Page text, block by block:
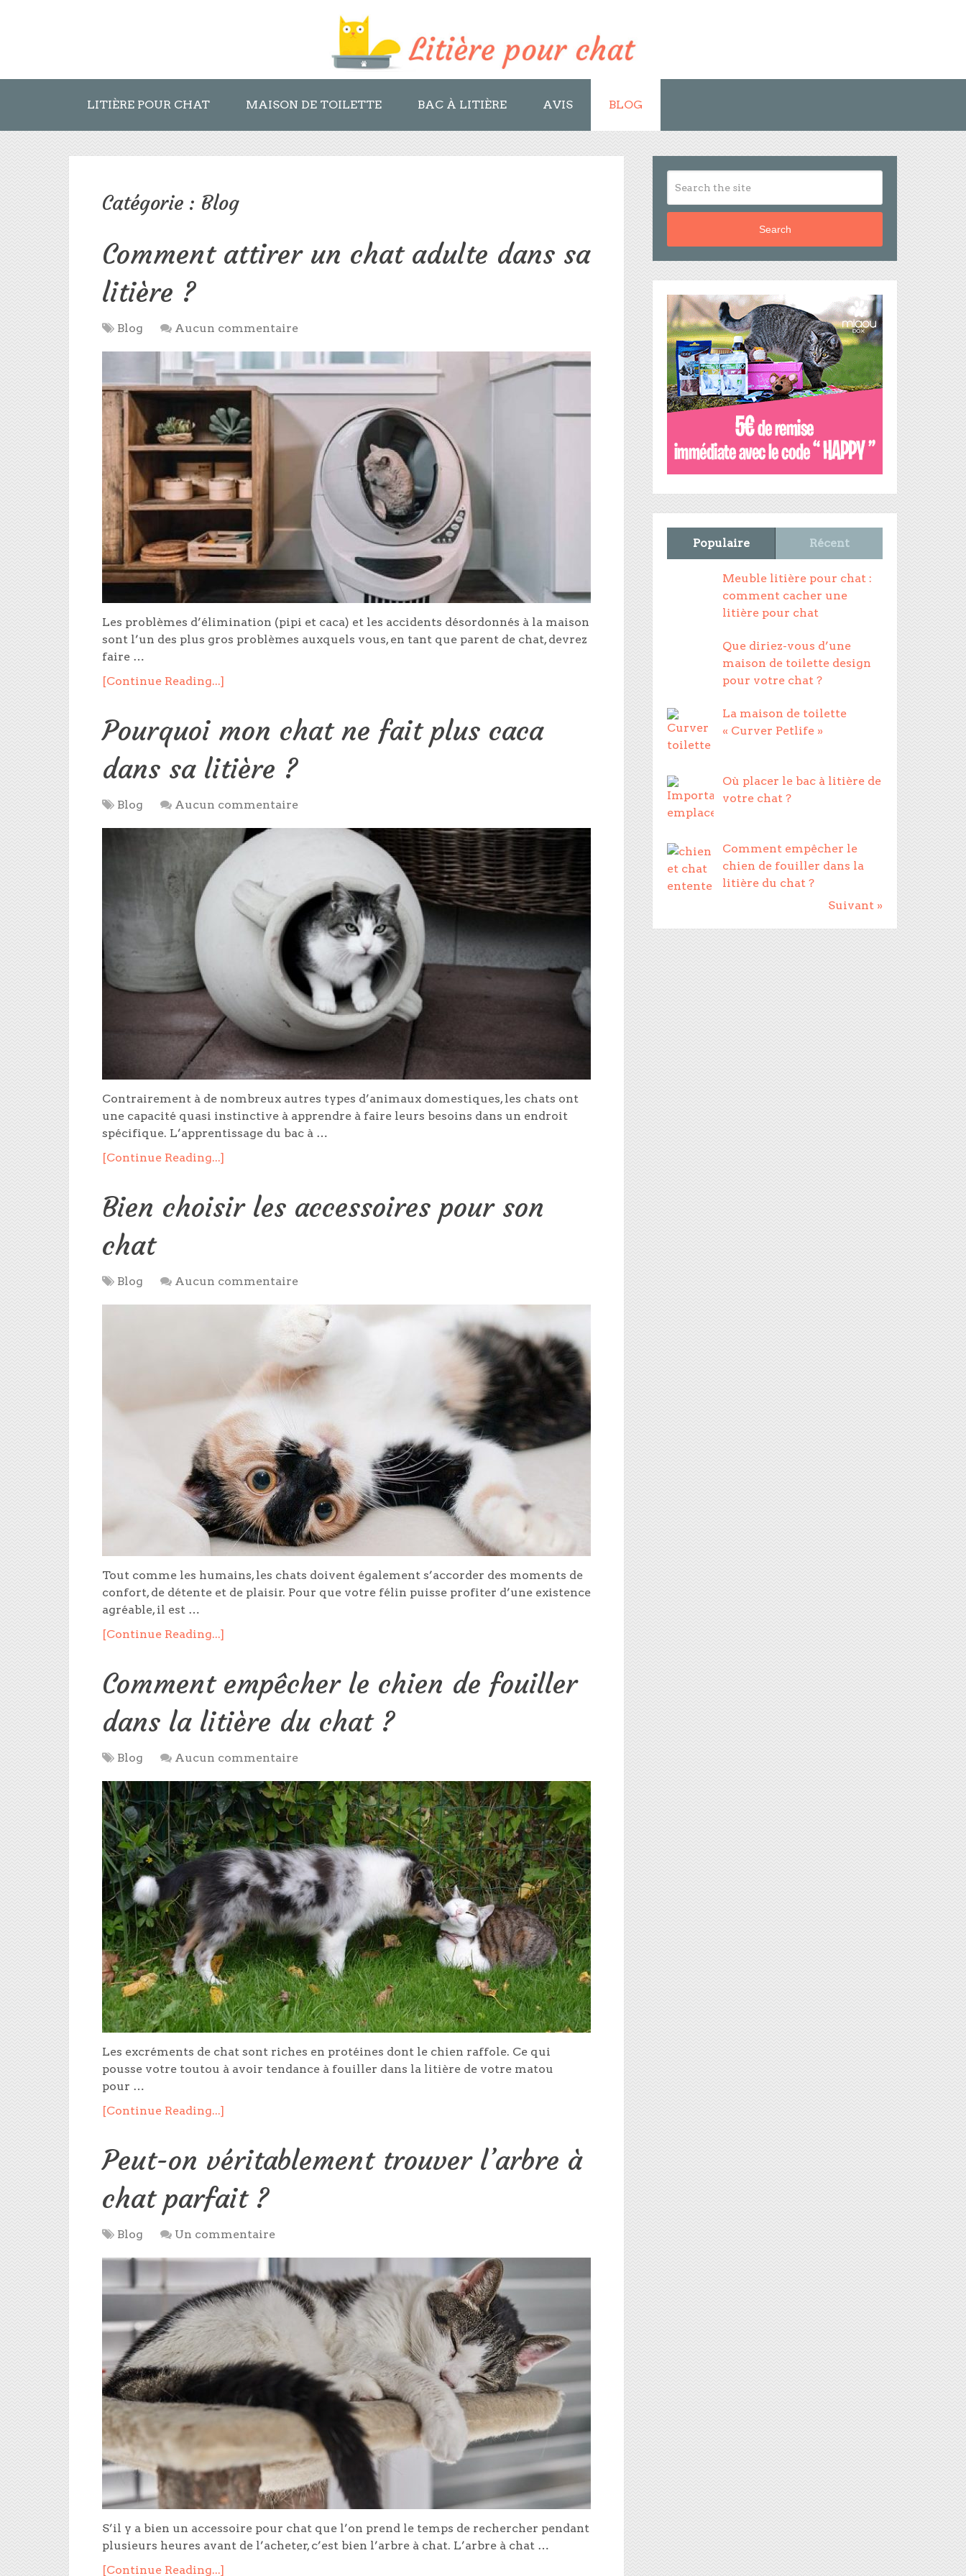
LITIÈRE POUR CHAT MAISON DE TOILETTE BAC À LITIÈRE AVIS BLOG
Catégorie : Blog
Comment attirer un chat adulte dans sa
litière ?
Blog Aucun commentaire
Les problèmes d’élimination (pipi et caca) et les accidents désordonnés à la maison
sont l’un des plus gros problèmes auxquels vous, en tant que parent de chat, devrez
faire …
[Continue Reading...]
Pourquoi mon chat ne fait plus caca
dans sa litière ?
Blog Aucun commentaire
Contrairement à de nombreux autres types d’animaux domestiques, les chats ont
une capacité quasi instinctive à apprendre à faire leurs besoins dans un endroit
spécifique. L’apprentissage du bac à …
[Continue Reading...]
Bien choisir les accessoires pour son
chat
Blog Aucun commentaire
Tout comme les humains, les chats doivent également s’accorder des moments de
confort, de détente et de plaisir. Pour que votre félin puisse profiter d’une existence
agréable, il est …
[Continue Reading...]
Comment empêcher le chien de fouiller
dans la litière du chat ?
Blog Aucun commentaire
Les excréments de chat sont riches en protéines dont le chien raffole. Ce qui
pousse votre toutou à avoir tendance à fouiller dans la litière de votre matou
pour …
[Continue Reading...]
Peut-on véritablement trouver l’arbre à
chat parfait ?
Blog Un commentaire
S’il y a bien un accessoire pour chat que l’on prend le temps de rechercher pendant
plusieurs heures avant de l’acheter, c’est bien l’arbre à chat. L’arbre à chat …
[Continue Reading...]
Search
Populaire Récent
Meuble litière pour chat :
comment cacher une
litière pour chat
Que diriez-vous d’une
maison de toilette design
pour votre chat ?
La maison de toilette
« Curver Petlife »
Où placer le bac à litière de
votre chat ?
Comment empêcher le
chien de fouiller dans la
litière du chat ?
Suivant »